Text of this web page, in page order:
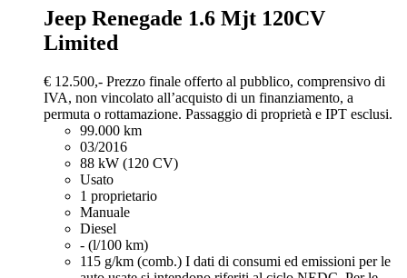
Jeep Renegade 1.6 Mjt 120CV
Limited
€ 12.500,- Prezzo finale offerto al pubblico, comprensivo di
IVA, non vincolato all’acquisto di un finanziamento, a
permuta o rottamazione. Passaggio di proprietà e IPT esclusi.
99.000 km
03/2016
88 kW (120 CV)
Usato
1 proprietario
Manuale
Diesel
- (l/100 km)
115 g/km (comb.) I dati di consumi ed emissioni per le